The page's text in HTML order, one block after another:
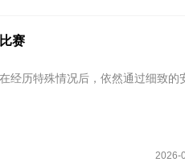
赛
经历特殊情况后，依然通过细致的
2026-